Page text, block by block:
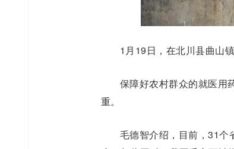
1月19日，在北川县曲山
保障好农村群众的就医用
重。
毛德智介绍，目前，31个